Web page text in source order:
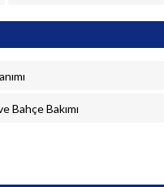
Bahçe Bakımı